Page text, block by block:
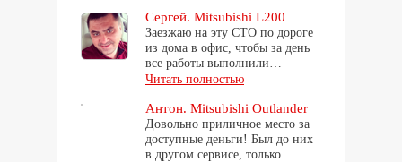
Сергей. Mitsubishi L200
Заезжаю на эту СТО по дороге
из дома в офис, чтобы за день
все работы выполнили…
Читать полностью
Антон. Mitsubishi Outlander
Довольно приличное место за
доступные деньги! Был до них
в другом сервисе, только